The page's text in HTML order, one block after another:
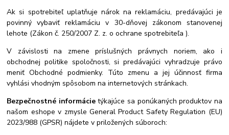
Ak si spotrebiteľ uplatňuje nárok na reklamáciu, predávajúci je
povinný vybaviť reklamáciu v 30-dňovej zákonom stanovenej
lehote (Zákon č. 250/2007 Z. z. o ochrane spotrebiteľa ).
V závislosti na zmene príslušných právnych noriem, ako i
obchodnej politike spoločnosti, si predávajúci vyhradzuje právo
meniť Obchodné podmienky. Túto zmenu a jej účinnosť firma
vyhlási vhodným spôsobom na internetových stránkach.
Bezpečnostné informácietýkajúce sa ponúkaných produktov na
našom eshope v zmysle General Product Safety Regulation (EU)
2023/988 (GPSR)nájdete v priložených súboroch: